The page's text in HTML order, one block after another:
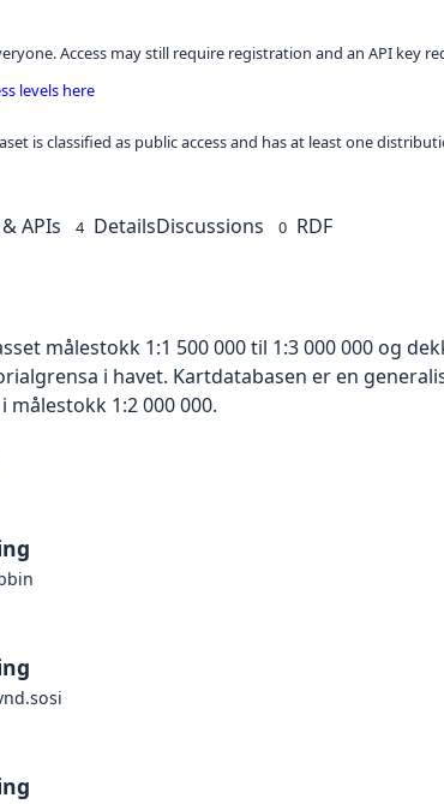
Access may still require registration and an API key
levels here
is classified as public access and has at least one
APIs 4 DetailsDiscussions 0 RDF
målestokk 1:1 500 000 til 1:3 000 000 og
i havet. Kartdatabasen er en
1:2 000 000.
bin